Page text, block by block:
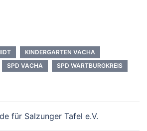
KINDERGARTEN VACHA
SPD VACHA SPD WARTBURGKREIS
für Salzunger Tafel e.V.